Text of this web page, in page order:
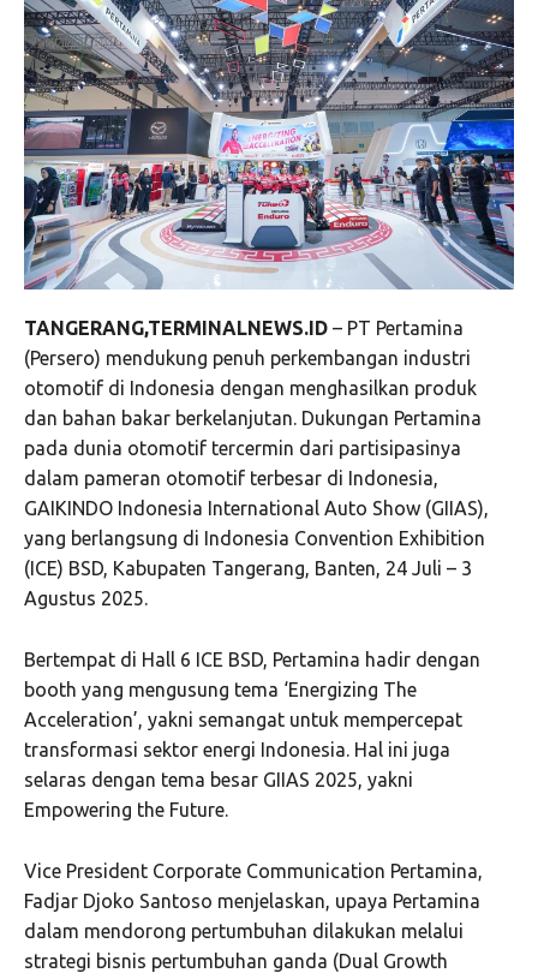
TANGERANG,TERMINALNEWS.ID – PT Pertamina
(Persero) mendukung penuh perkembangan industri
otomotif di Indonesia dengan menghasilkan produk
dan bahan bakar berkelanjutan. Dukungan Pertamina
pada dunia otomotif tercermin dari partisipasinya
dalam pameran otomotif terbesar di Indonesia,
GAIKINDO Indonesia International Auto Show (GIIAS),
yang berlangsung di Indonesia Convention Exhibition
(ICE) BSD, Kabupaten Tangerang, Banten, 24 Juli – 3
Agustus 2025.
Bertempat di Hall 6 ICE BSD, Pertamina hadir dengan
booth yang mengusung tema ‘Energizing The
Acceleration’, yakni semangat untuk mempercepat
transformasi sektor energi Indonesia. Hal ini juga
selaras dengan tema besar GIIAS 2025, yakni
Empowering the Future.
Vice President Corporate Communication Pertamina,
Fadjar Djoko Santoso menjelaskan, upaya Pertamina
dalam mendorong pertumbuhan dilakukan melalui
strategi bisnis pertumbuhan ganda (Dual Growth